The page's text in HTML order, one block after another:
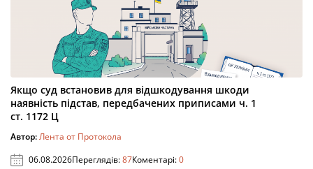
Якщо суд встановив для відшкодування шкоди
наявність підстав, передбачених приписами ч. 1
ст. 1172 Ц
Автор:Лента от Протокола
06.08.2026Переглядів:87Коментарі:0